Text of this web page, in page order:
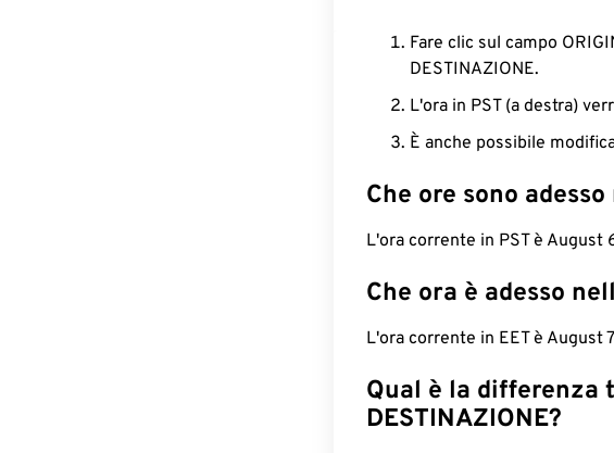
Fare clic sul campo
DESTINAZIONE.
L'ora in PST (a destra)
È anche possibile
Che ore sono
L'ora corrente in PST è
Che ora è adesso
L'ora corrente in EET è August
Qual è la differenza
DESTINAZIONE?